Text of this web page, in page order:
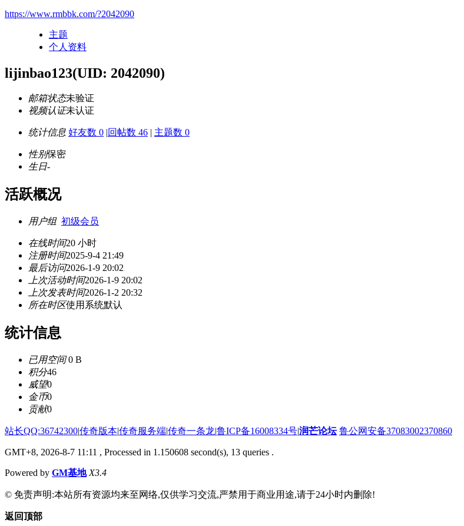
https://www.rmbbk.com/?2042090
主题
个人资料
lijinbao123(UID: 2042090)
邮箱状态未验证
视频认证未认证
统计信息 好友数 0 |回帖数 46 | 主题数 0
性别保密
生日-
活跃概况
用户组 初级会员
在线时间20 小时
注册时间2025-9-4 21:49
最后访问2026-1-9 20:02
上次活动时间2026-1-9 20:02
上次发表时间2026-1-2 20:32
所在时区使用系统默认
统计信息
已用空间0 B
积分46
威望0
金币0
贡献0
站长QQ:36742300|传奇版本|传奇服务端|传奇一条龙|鲁ICP备16008334号|润芒论坛 鲁公网安备37083002370860
GMT+8, 2026-8-7 11:11 , Processed in 1.150608 second(s), 13 queries .
Powered by GM基地 X3.4
© 免责声明:本站所有资源均来至网络,仅供学习交流,严禁用于商业用途,请于24小时内删除!
返回顶部